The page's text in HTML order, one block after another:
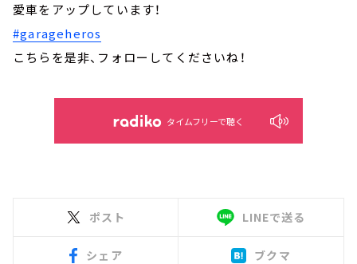
愛車をアップしています！
#garageheros
こちらを是非、フォローしてくださいね！
タイムフリーで聴く
ポスト LINEで送る
シェア ブクマ